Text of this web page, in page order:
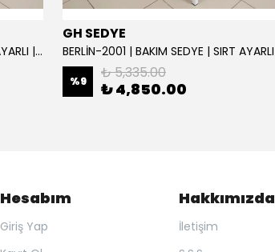
BERLİN-2001 | BAKIM SEDYE | SIRT AYARLI | BEYAZ
GH SEDYE
BERLİN-2001 | BAKIM SEDYE | SIRT AYARLI
%9 ₺ 5,335.00
₺ 4,850.00
Hesabım
Giriş Yap
Hakkımızda
İletişim